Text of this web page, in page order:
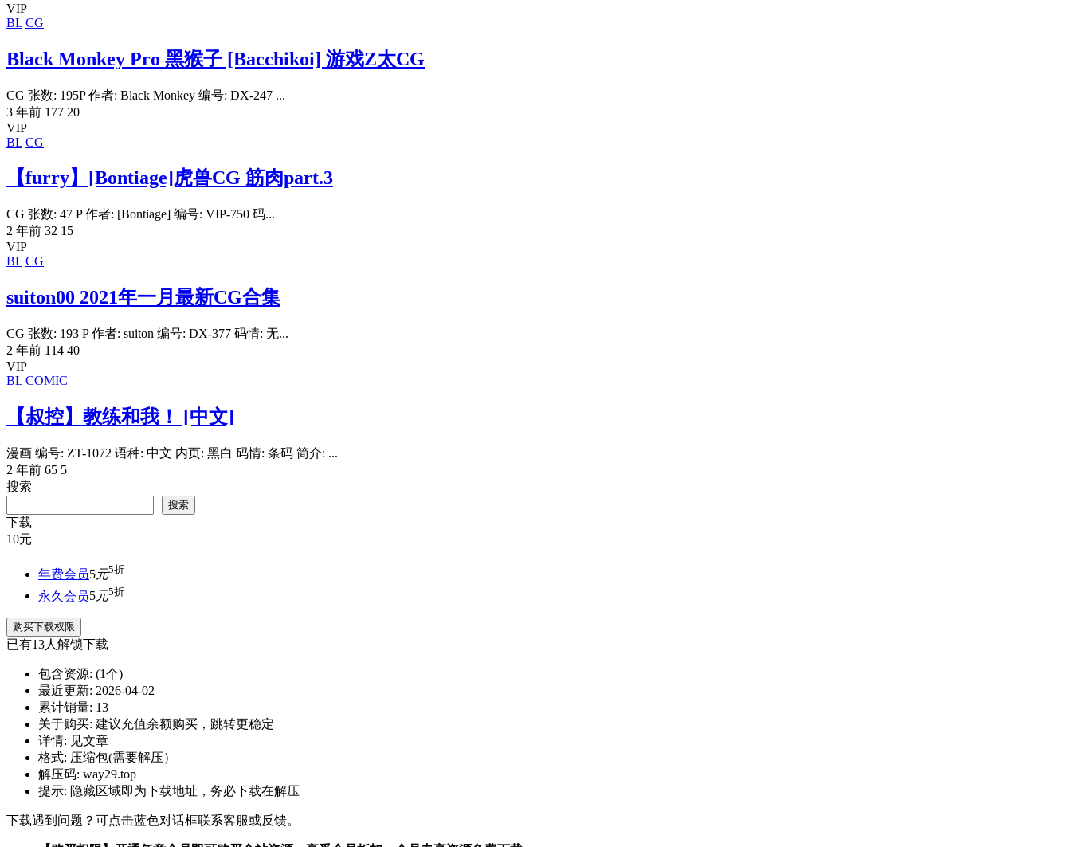
VIP
BL CG
Black Monkey Pro 黑猴子 [Bacchikoi] 游戏Z太CG
CG 张数: 195P 作者: Black Monkey 编号: DX-247 ...
3 年前 177 20
VIP
BL CG
【furry】[Bontiage]虎兽CG 筋肉part.3
CG 张数: 47 P 作者: [Bontiage] 编号: VIP-750 码...
2 年前 32 15
VIP
BL CG
suiton00 2021年一月最新CG合集
CG 张数: 193 P 作者: suiton 编号: DX-377 码情: 无...
2 年前 114 40
VIP
BL COMIC
【叔控】教练和我！ [中文]
漫画 编号: ZT-1072 语种: 中文 内页: 黑白 码情: 条码 简介: ...
2 年前 65 5
搜索
搜索
下载
10元
年费会员5元5折
永久会员5元5折
购买下载权限
已有13人解锁下载
包含资源: (1个)
最近更新: 2026-04-02
累计销量: 13
关于购买: 建议充值余额购买，跳转更稳定
详情: 见文章
格式: 压缩包(需要解压）
解压码: way29.top
提示: 隐藏区域即为下载地址，务必下载在解压
下载遇到问题？可点击蓝色对话框联系客服或反馈。